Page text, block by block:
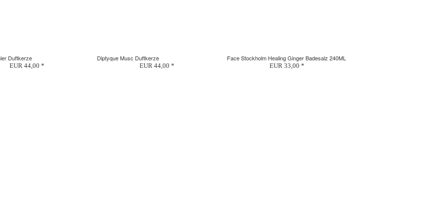
Duftkerze
EUR 44,00 *
Diptyque Musc Duftkerze
EUR 44,00 *
Face Stockholm Healing Ginger Badesalz 240ML
EUR 33,00 *